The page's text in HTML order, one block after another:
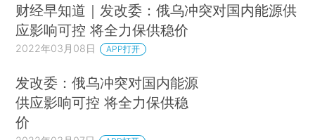
财经早知道｜发改委：俄乌冲突对国内能源供
应影响可控 将全力保供稳价
2022年03月08日 APP打开
发改委：俄乌冲突对国内能源
供应影响可控 将全力保供稳
价